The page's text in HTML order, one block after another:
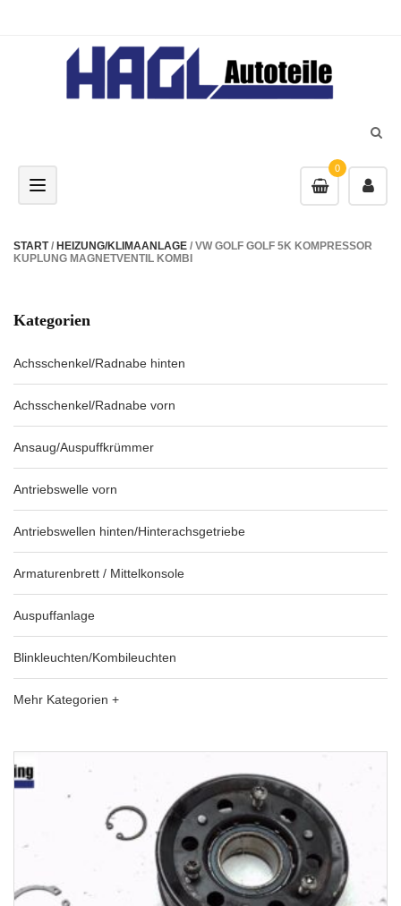
0
Toggle navigation
START/ HEIZUNG/KLIMAANLAGE / VW GOLF GOLF 5K KOMPRESSOR
KUPLUNG MAGNETVENTIL KOMBI
Kategorien
Achsschenkel/Radnabe hinten
Achsschenkel/Radnabe vorn
Ansaug/Auspuffkrümmer
Antriebswelle vorn
Antriebswellen hinten/Hinterachsgetriebe
Armaturenbrett / Mittelkonsole
Auspuffanlage
Blinkleuchten/Kombileuchten
Mehr Kategorien +